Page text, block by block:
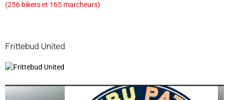
(256 bikers et 165 marcheurs)
Frittebud United